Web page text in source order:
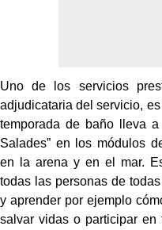
Uno de los servicios
adjudicataria del servicio,
temporada de baño lleva
Salades” en los módulos
en la arena y en el mar.
todas las personas de
y aprender por ejemplo
salvar vidas o participar en